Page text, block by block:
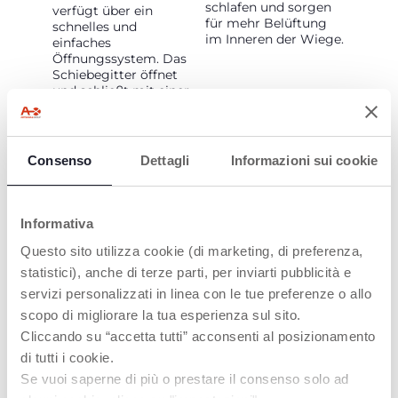
Consenso Dettagli Informazioni sui cookie
Informativa
Questo sito utilizza cookie (di marketing, di preferenza,
statistici), anche di terze parti, per inviarti pubblicità e
servizi personalizzati in linea con le tue preferenze o allo
scopo di migliorare la tua esperienza sul sito.
Cliccando su “accetta tutti” acconsenti al posizionamento
di tutti i cookie.
Se vuoi saperne di più o prestare il consenso solo ad
verfügt über ein
schnelles und
einfaches
Öffnungssystem. Das
Schiebegitter öffnet
und schließt mit einer
befestigt ist, und ist
somit jederzeit
praktisch.
schlafen und sorgen
für mehr Belüftung
im Inneren der Wiege.
MANÖVRIERFÄHIG
Dank der 4
schwenkbaren Rollen
mit Bremsen können
KOMPATIBEL MIT
BETTEN